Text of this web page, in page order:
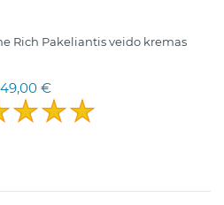
Rich Pakeliantis veido kremas
49,00 €